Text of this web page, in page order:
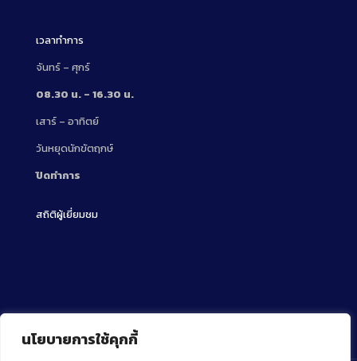
นโยบายการใช้คุกกี้
เวลาทำการ
จันทร์ – ศุกร์
08.30 น. – 16.30 น.
เสาร์ – อาทิตย์
วันหยุดนักขัตฤกษ์
ปิดทำการ
สถิติผู้เยี่ยมชม